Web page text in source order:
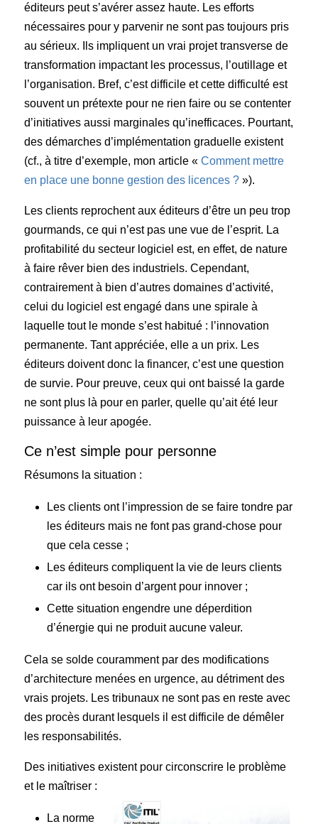
éditeurs peut s’avérer assez haute. Les efforts
nécessaires pour y parvenir ne sont pas toujours pris
au sérieux. Ils impliquent un vrai projet transverse de
transformation impactant les processus, l’outillage et
l’organisation. Bref, c’est difficile et cette difficulté est
souvent un prétexte pour ne rien faire ou se contenter
d’initiatives aussi marginales qu’inefficaces. Pourtant,
des démarches d’implémentation graduelle existent
(cf., à titre d’exemple, mon article «Comment mettre
en place une bonne gestion des licences ? »).
Les clients reprochent aux éditeurs d’être un peu trop
gourmands, ce qui n’est pas une vue de l’esprit. La
profitabilité du secteur logiciel est, en effet, de nature
à faire rêver bien des industriels. Cependant,
contrairement à bien d’autres domaines d’activité,
celui du logiciel est engagé dans une spirale à
laquelle tout le monde s’est habitué : l’innovation
permanente. Tant appréciée, elle a un prix. Les
éditeurs doivent donc la financer, c’est une question
de survie. Pour preuve, ceux qui ont baissé la garde
ne sont plus là pour en parler, quelle qu’ait été leur
puissance à leur apogée.
Ce n’est simple pour personne
Résumons la situation :
Les clients ont l’impression de se faire tondre par
les éditeurs mais ne font pas grand-chose pour
que cela cesse ;
Les éditeurs compliquent la vie de leurs clients
car ils ont besoin d’argent pour innover ;
Cette situation engendre une déperdition
d’énergie qui ne produit aucune valeur.
Cela se solde couramment par des modifications
d’architecture menées en urgence, au détriment des
vrais projets. Les tribunaux ne sont pas en reste avec
des procès durant lesquels il est difficile de démêler
les responsabilités.
Des initiatives existent pour circonscrire le problème
et le maîtriser :
La norme